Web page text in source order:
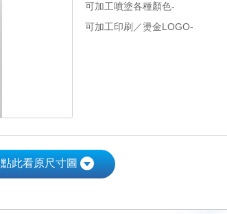
可加工噴塗各種顏色-
可加工印刷／燙金LOGO-
點此看原尺寸圖